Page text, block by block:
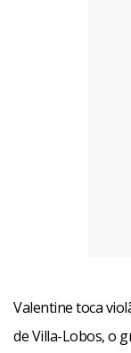
Valentine toca
de Villa-Lobos, o